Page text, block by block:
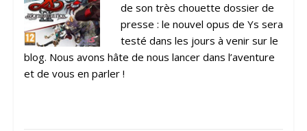
de son très chouette dossier de
presse : le nouvel opus de Ys sera
testé dans les jours à venir sur le
blog. Nous avons hâte de nous lancer dans l’aventure
et de vous en parler !